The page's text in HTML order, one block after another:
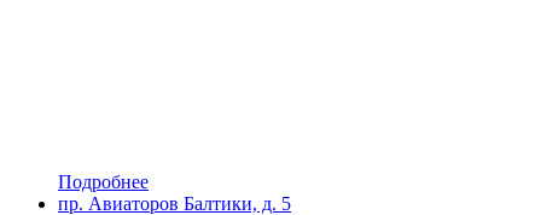
Подробнее
пр. Авиаторов Балтики, д. 5